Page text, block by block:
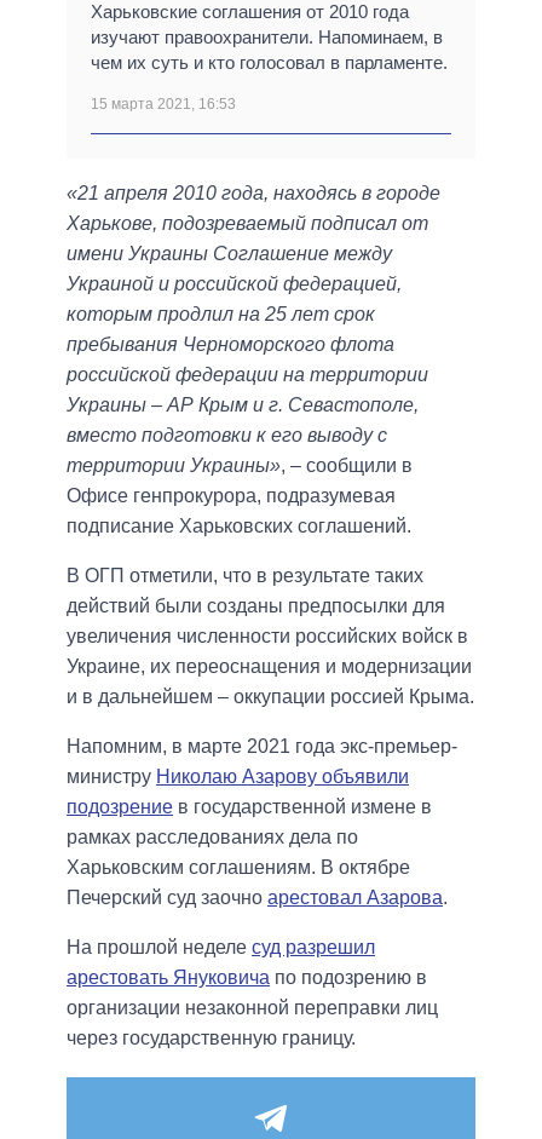
Харьковские соглашения от 2010 года
изучают правоохранители. Напоминаем, в
чем их суть и кто голосовал в парламенте.
15 марта 2021, 16:53
«21 апреля 2010 года, находясь в городе
Харькове, подозреваемый подписал от
имени Украины Соглашение между
Украиной и российской федерацией,
которым продлил на 25 лет срок
пребывания Черноморского флота
российской федерации на территории
Украины – АР Крым и г. Севастополе,
вместо подготовки к его выводу с
территории Украины», – сообщили в
Офисе генпрокурора, подразумевая
подписание Харьковских соглашений.
В ОГП отметили, что в результате таких
действий были созданы предпосылки для
увеличения численности российских войск в
Украине, их переоснащения и модернизации
и в дальнейшем – оккупации россией Крыма.
Напомним, в марте 2021 года экс-премьер-
министру Николаю Азарову объявили
подозрение в государственной измене в
рамках расследованиях дела по
Харьковским соглашениям. В октябре
Печерский суд заочно арестовал Азарова.
На прошлой неделе суд разрешил
арестовать Януковича по подозрению в
организации незаконной переправки лиц
через государственную границу.